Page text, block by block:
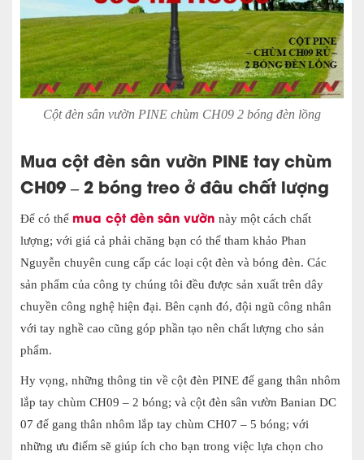
Cột đèn sân vườn PINE chùm CH09 2 bóng đèn lồng
Mua cột đèn sân vườn PINE tay chùm
CH09 – 2 bóng treo ở đâu chất lượng
Để có thể mua cột đèn sân vườn này một cách chất
lượng; với giá cả phải chăng bạn có thể tham khảo Phan
Nguyễn chuyên cung cấp các loại cột đèn và bóng đèn. Các
sản phẩm của công ty chúng tôi đều được sản xuất trên dây
chuyền công nghệ hiện đại. Bên cạnh đó, đội ngũ công nhân
với tay nghề cao cũng góp phần tạo nên chất lượng cho sản
phẩm.
Hy vọng, những thông tin về cột đèn PINE đế gang thân nhôm
lắp tay chùm CH09 – 2 bóng; và cột đèn sân vườn Banian DC
07 đế gang thân nhôm lắp tay chùm CH07 – 5 bóng; với
những ưu điểm sẽ giúp ích cho bạn trong việc lựa chọn cho